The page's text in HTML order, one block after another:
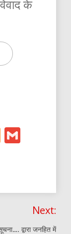
के
Blogger
Next:
द्वारा जनहित में